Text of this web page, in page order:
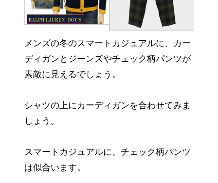
メンズの冬のスマートカジュアルに、カー
ディガンとジーンズやチェック柄パンツが
素敵に見えるでしょう。
シャツの上にカーディガンを合わせてみま
しょう。
スマートカジュアルに、チェック柄パンツ
は似合います。